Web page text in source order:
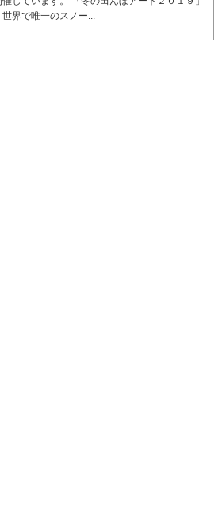
界で唯一のスノー...